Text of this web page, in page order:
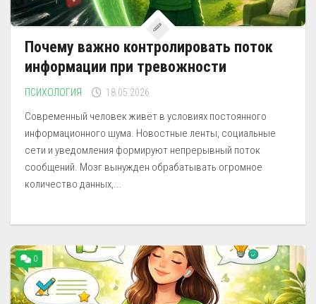
Почему важно контролировать поток
информации при тревожности
ПСИХОЛОГИЯ 18.05.2026
Современный человек живёт в условиях постоянного
информационного шума. Новостные ленты, социальные
сети и уведомления формируют непрерывный поток
сообщений. Мозг вынужден обрабатывать огромное
количество данных,...
0